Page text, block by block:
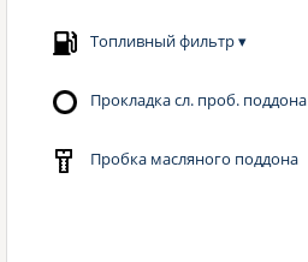
Топливный фильтр▾
Прокладка сл. проб. поддона
Пробка масляного поддона